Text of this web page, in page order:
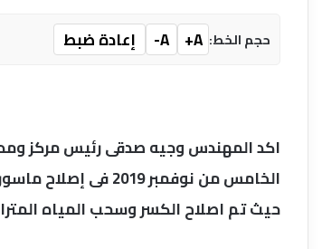
حجم الخط: A+
A- إعادة ضبط
اكد المهندس وجيه صدقى رئيس مركز
الخامس من نوفمبر
حيث تم اصلاح الكسر وسحب المياه